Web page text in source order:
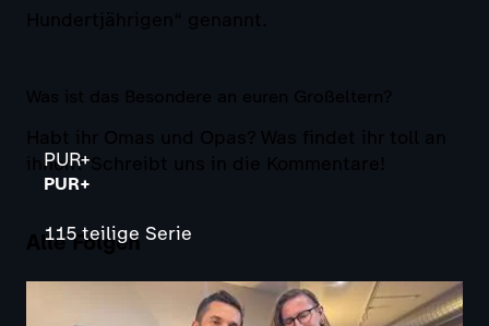
Hundertjährigen“ genannt.
Was ist das Besondere an euren Großeltern?
Habt ihr Omas und Opas? Was findet ihr toll an
ihnen? Schreibt uns in die Kommentare!
Alle Folgen
PUR+
PUR+
115 teilige Serie